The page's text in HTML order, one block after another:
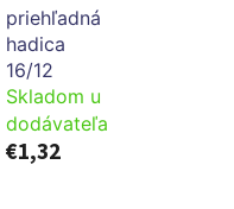
priehľadná
hadica
16/12
Skladom u
dodávateľa
€1,32